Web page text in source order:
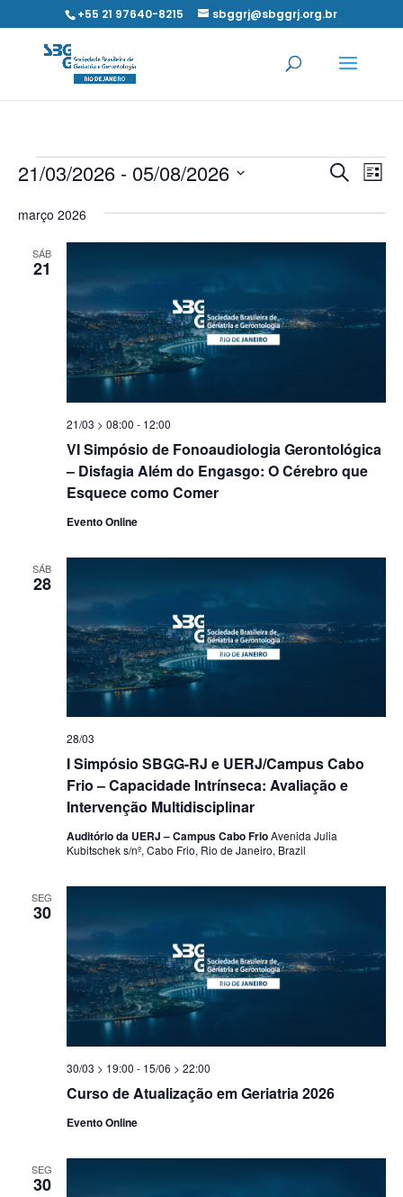
+55 21 97640-8215 sbggrj@sbggrj.org.br
Eventos
de
Procurar
do
Lista
21/03/2026 - 05/08/2026
a
março 2026
SÁB
21
VI Simpósio de Fonoaudiologia Gerontológica
– Disfagia Além do Engasgo: O Cérebro que
Esquece como Comer
21/03 > 08:00 - 12:00
Evento Online
SÁB
28
I Simpósio SBGG-RJ e UERJ/Campus Cabo
Frio – Capacidade Intrínseca: Avaliação e
Intervenção Multidisciplinar
28/03
Auditório da UERJ – Campus Cabo FrioAvenida Julia
Kubitschek s/nº, Cabo Frio, Rio de Janeiro, Brazil
SEG
30
Curso de Atualização em Geriatria 2026
30/03 > 19:00 - 15/06 > 22:00
Evento Online
SEG
30